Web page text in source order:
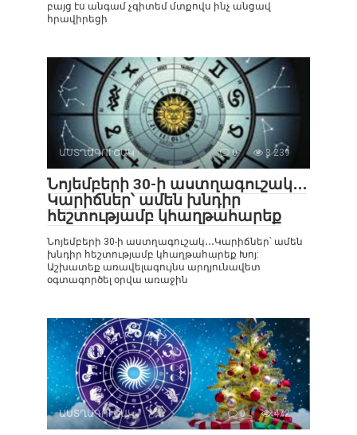
բայց էս անգամ չգիտեմ մտքովս ինչ անցավ
հրավիրեցի
ԱՍՏՂԱԳՈՒՇԱԿ 0 3 239
Նոյեմբերի 30-ի աստղագուշակ․․․
Կարիճներ՝ ամեն խնդիր
հեշտությամբ կհաղթահարեք
Նոյեմբերի 30-ի աստղագուշակ․․․Կարիճներ՝ ամեն
խնդիր հեշտությամբ կհաղթահարեք Խոյ:
Աշխատեք առավելագույնս արդյունավետ
օգտագործել օրվա առաջին
ԱՍՏՂԱԳՈՒՇԱԿ 0 472